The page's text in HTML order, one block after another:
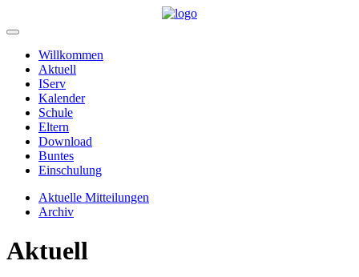
Willkommen
Aktuell
IServ
Kalender
Schule
Eltern
Download
Buntes
Einschulung
Aktuelle Mitteilungen
Archiv
Aktuell